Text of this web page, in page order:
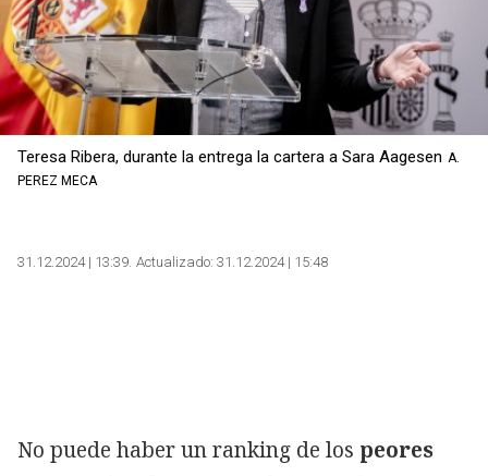
Teresa Ribera, durante la entrega la cartera a Sara Aagesen A.
PEREZ MECA
31.12.2024 | 13:39 Actualizado: 31.12.2024 | 15:48
No puede haber un ranking de los peores